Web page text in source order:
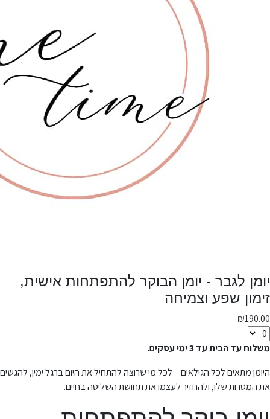
יומן לגבר - יומן הבוקר להתפתחות אישית,
זימון שפע וצמיחה
₪190.00
משלוח עד הבית עד 3 ימי עסקים.
היומן מתאים לכל הגילאים – לכל מי שרוצה להתחיל את היום ברגל ימין, להגשים
את המטרות שלו, ולהחזיר לעצמו את תחושת השליטה בחיים.